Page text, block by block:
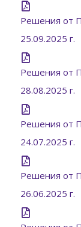
Решения от
25.09.2025 г.
Решения от
28.08.2025 г.
Решения от
24.07.2025 г.
Решения от
26.06.2025 г.